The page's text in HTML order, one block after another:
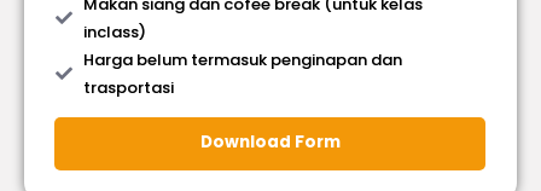
inclass)
Harga belum termasuk penginapan dan
trasportasi
Download Form